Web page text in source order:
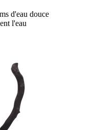
d'eau douce
l'eau